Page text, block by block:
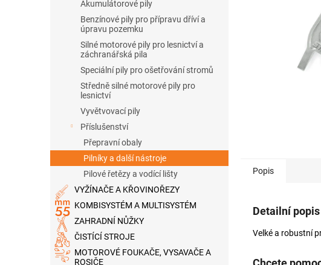
Akumulátorové pily
Benzínové pily pro přípravu dříví a
úpravu pozemku
Silné motorové pily pro lesnictví a
záchranářská pila
Speciální pily pro ošetřování stromů
Středně silné motorové pily pro
lesnictví
Vyvětvovací pily
Příslušenství
Přepravní obaly
Pilníky a další nástroje
Pilové řetězy a vodící lišty
VYŽÍNAČE A KŘOVINOŘEZY
KOMBISYSTÉM A MULTISYSTÉM
ZAHRADNÍ NŮŽKY
ČISTÍCÍ STROJE
MOTOROVÉ FOUKAČE, VYSAVAČE A
ROSIČE
Popis
Detailní
Velké a robustní